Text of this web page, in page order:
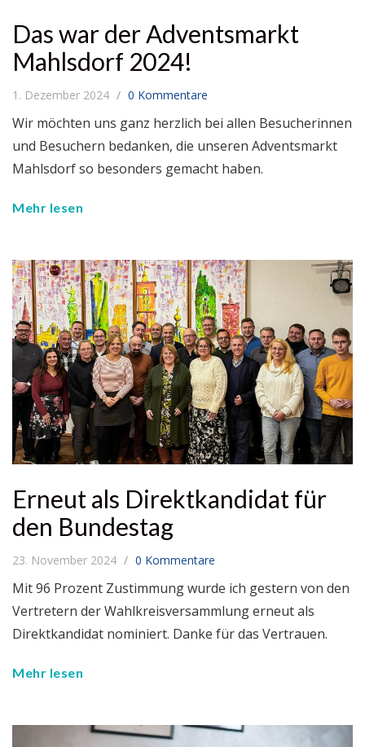
Das war der Adventsmarkt
Mahlsdorf 2024!
1. Dezember 2024 0 Kommentare
Wir möchten uns ganz herzlich bei allen Besucherinnen
und Besuchern bedanken, die unseren Adventsmarkt
Mahlsdorf so besonders gemacht haben.
Mehr lesen
Erneut als Direktkandidat für
den Bundestag
23. November 2024 0 Kommentare
Mit 96 Prozent Zustimmung wurde ich gestern von den
Vertretern der Wahlkreisversammlung erneut als
Direktkandidat nominiert. Danke für das Vertrauen.
Mehr lesen